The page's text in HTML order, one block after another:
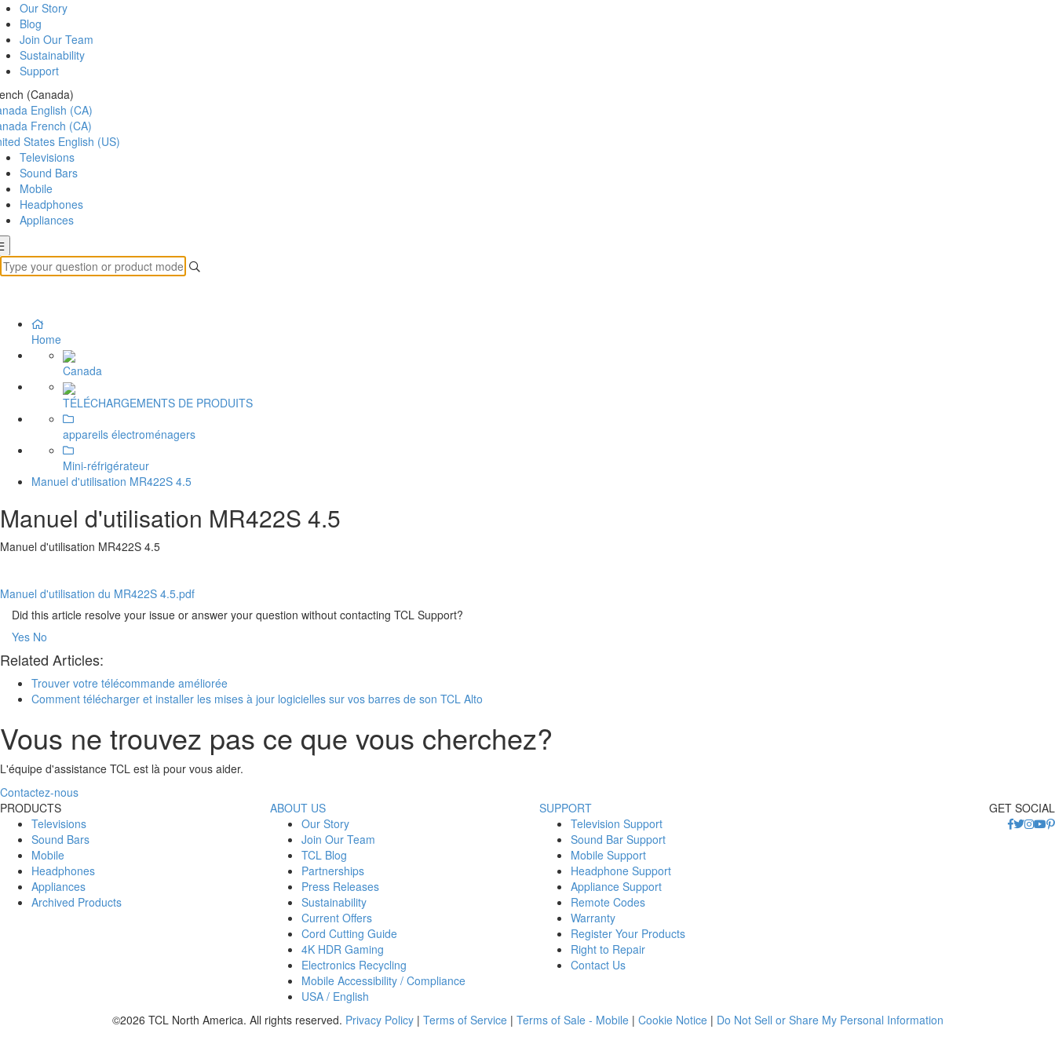
Our Story
Blog
Join Our Team
Sustainability
Support
(Canada)
English (CA)
French (CA)
States English (US)
Televisions
Sound Bars
Mobile
Headphones
Appliances
Home
Canada
TÉLÉCHARGEMENTS DE PRODUITS
appareils électroménagers
Mini-réfrigérateur
Manuel d'utilisation MR422S 4.5
Manuel d'utilisation MR422S 4.5
Manuel d'utilisation MR422S 4.5
Manuel d'utilisation du MR422S 4.5.pdf
Did this article resolve your issue or answer your question without contacting TCL Support?
Yes No
Related Articles:
Trouver votre télécommande améliorée
Comment télécharger et installer les mises à jour logicielles sur vos barres de son TCL Alto
Vous ne trouvez pas ce que vous cherchez?
L'équipe d'assistance TCL est là pour vous aider.
Contactez-nous
PRODUCTS
Televisions
Sound Bars
Mobile
Headphones
Appliances
Archived Products
ABOUT US
Our Story
Join Our Team
TCL Blog
Partnerships
Press Releases
Sustainability
Current Offers
Cord Cutting Guide
4K HDR Gaming
Electronics Recycling
Mobile Accessibility / Compliance
USA / English
SUPPORT
Television Support
Sound Bar Support
Mobile Support
Headphone Support
Appliance Support
Remote Codes
Warranty
Register Your Products
Right to Repair
Contact Us
GET SOCIAL
©2026 TCL North America. All rights reserved. Privacy Policy| Terms of Service| Terms of Sale - Mobile| Cookie Notice| Do Not Sell or Share My Personal Information